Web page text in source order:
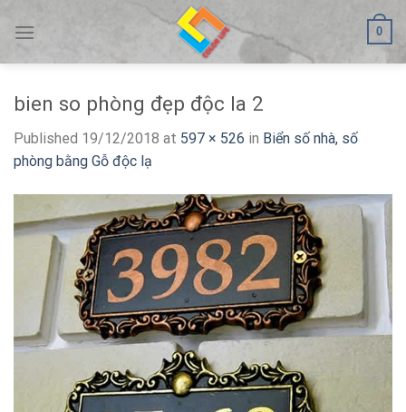
0
bien so phòng đẹp độc la 2
Published 19/12/2018 at 597 × 526 in Biển số nhà, số
phòng bằng Gỗ độc lạ